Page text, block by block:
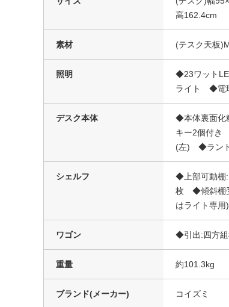
高162.4cm
素材 (テスク天板
照明
◆23ワット
ライト ◆電
デスク本体
◆本体裏面
キー2個付き
(左) ◆ランド
シェルフ
◆上部可動
枚 ◆傾斜棚
はライト専
ワゴン ◆引出:四方
重量 約101.3kg
ブランド(メーカー) コイズミ